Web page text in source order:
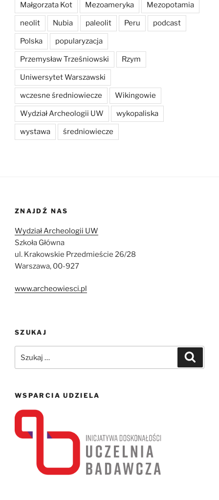
Małgorzata Kot Mezoameryka Mezopotamia
neolit Nubia paleolit Peru podcast
Polska popularyzacja
Przemysław Trześniowski Rzym
Uniwersytet Warszawski
wczesne średniowiecze Wikingowie
Wydział Archeologii UW wykopaliska
wystawa średniowiecze
ZNAJDŹ NAS
Wydział Archeologii UW
Szkoła Główna
ul. Krakowskie Przedmieście 26/28
Warszawa, 00-927
www.archeowiesci.pl
SZUKAJ
WSPARCIA UDZIELA